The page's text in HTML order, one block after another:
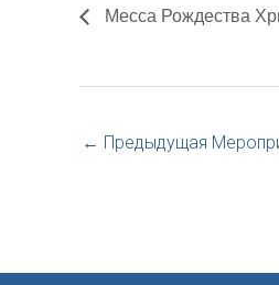
Месса Рождества
← Предыдущая